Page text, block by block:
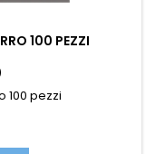
100 PEZZI
100 pezzi